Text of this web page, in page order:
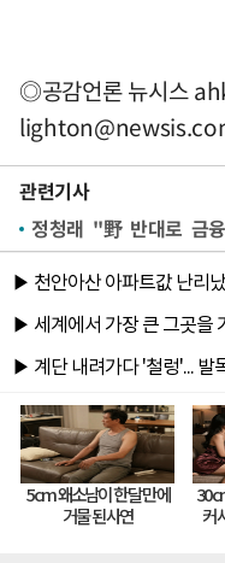
◎공감언론 뉴시스
관련기사